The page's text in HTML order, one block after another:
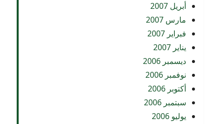
أبريل 2007
مارس 2007
فبراير 2007
يناير 2007
ديسمبر 2006
نوفمبر 2006
أكتوبر 2006
سبتمبر 2006
يوليو 2006